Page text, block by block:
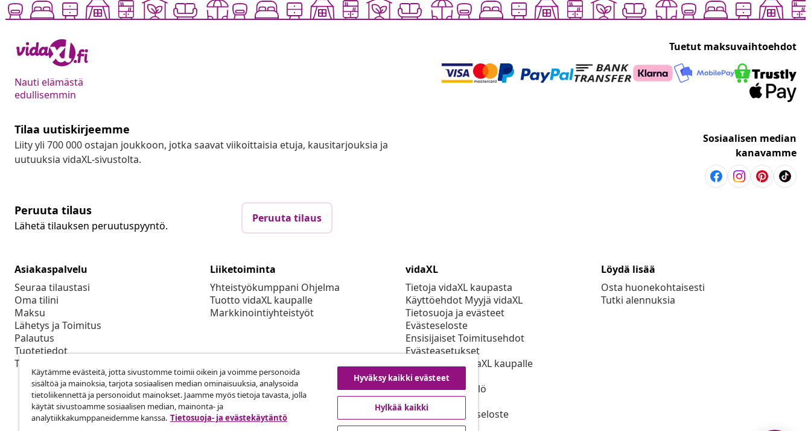
Nauti elämästä
edullisemmin
Tuetut maksuvaihtoehdot
Tilaa uutiskirjeemme
Liity yli 700 000 ostajan joukkoon, jotka saavat viikoittaisia etuja, kausitarjouksia ja
uutuuksia vidaXL-sivustolta.
Sosiaalisen median
kanavamme
Peruuta tilaus
Lähetä tilauksen peruutuspyyntö.
Peruuta tilaus
Asiakaspalvelu
Seuraa tilaustasi
Oma tilini
Maksu
Lähetys ja Toimitus
Palautus
Tuotetiedot
Tilaus
Liiketoiminta
Yhteistyökumppani Ohjelma
Tuotto vidaXL kaupalle
Markkinointiyhteistyöt
vidaXL
Tietoja vidaXL kaupasta
Käyttöehdot Myyjä vidaXL
Tietosuoja ja evästeet
Evästeseloste
Ensisijaiset Toimitusehdot
Evästeasetukset
Työskentele vidaXL kaupalle
Turvallisuus
EU Vastuuhenkilö
EPR-politiikan
Saavutettavuusseloste
Löydä lisää
Osta huonekohtaisesti
Tutki alennuksia
Käytämme evästeitä, jotta sivustomme toimii oikein ja voimme personoida
sisältöä ja mainoksia, tarjota sosiaalisen median ominaisuuksia, analysoida
tietoliikennettä ja personoidut mainokset. Jaamme myös tietoja tavasta, jolla
käytät sivustoamme sosiaalisen median, mainonta- ja
analytiikkakumppaneidemme kanssa. Tietosuoja- ja evästekäytäntö
Hyväksy kaikki evästeet
Hylkää kaikki